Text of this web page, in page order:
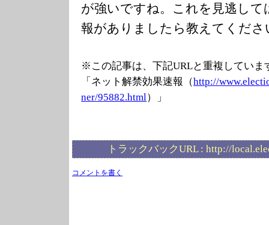
が強いですね。これを見逃し
報がありましたら教えてくださ
※この記事は、下記URLと重複していま
「ネット解禁効果速報（http://www.elec
ner/95882.html ）」
トラックバックURL : http://
コメントを書く